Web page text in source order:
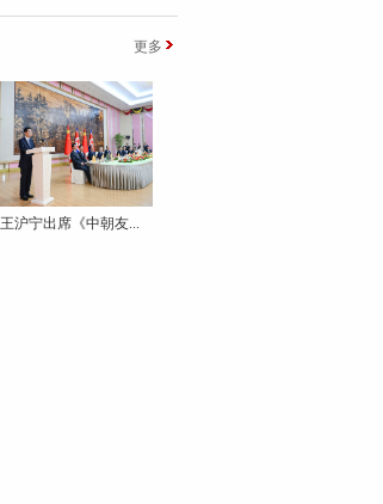
更多
王沪宁出席《中朝友...